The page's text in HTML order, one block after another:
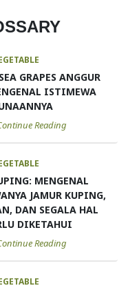
GRAPES ANGGUR
ISTIMEWA
Reading
MENGENAL
JAMUR KUPING,
DAN SEGALA HAL
DIKETAHUI
Reading